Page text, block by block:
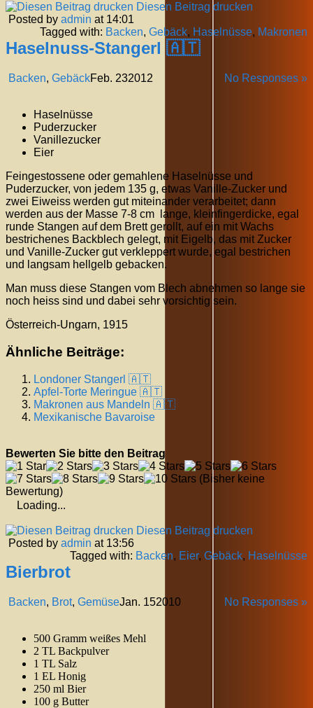
Diesen Beitrag drucken
Posted by admin at 14:01
Tagged with: Backen, Gebäck, Haselnüsse, Makronen
Haselnuss-Stangerl 🇦🇹
Backen, Gebäck No Responses »
Feb. 232012
Haselnüsse
Puderzucker
Vanillezucker
Eier
Feingestossene oder gemahlene Haselnüsse und
Puderzucker, von jedem 135 g, etwas Vanille-Zucker und
zwei Eiweiss werden gut miteinander verarbeitet; dann
werden aus der Masse 7-8 cm lange, kleinfingerdicke, egal
runde Stangen auf dem Brett gerollt, auf ein mit Wachs
bestrichenes Backblech gelegt, mit Eigelb, das mit Zucker
und Vanille-Zucker gut verkleppert wurde, egal bestrichen
und langsam hellgelb gebacken.
Man muss diese Stangen vom Blech abnehmen so lange sie
noch heiss sind und dabei sehr vorsichtig sein.
Österreich-Ungarn, 1915
Ähnliche Beiträge:
Londoner Stangerl 🇦🇹
Apfel-Torte Meringue 🇦🇹
Makronen aus Mandeln 🇦🇹
Mexikanische Bavaroise
Bewerten Sie bitte den Beitrag
(Bisher keine
Bewertung)
Loading...
Diesen Beitrag drucken
Posted by admin at 13:56
Tagged with: Backen, Eier, Gebäck, Haselnüsse
Bierbrot
Backen, Brot, Gemüse No Responses »
Jan. 152010
500 Gramm weißes Mehl
2 TL Backpulver
1 TL Salz
1 EL Honig
250 ml Bier
100 g Butter